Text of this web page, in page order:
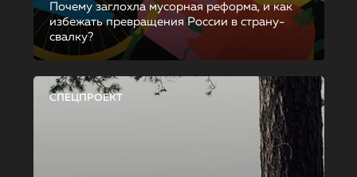
Почему заглохла мусорная реформа, и как
избежать превращения России в страну-
свалку?
СПЕЦПРОЕКТ